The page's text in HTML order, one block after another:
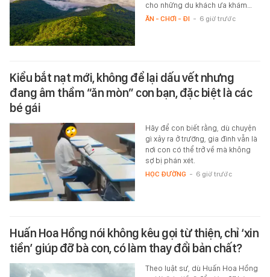
cho những du khách ưa khám…
ĂN - CHƠI - ĐI - 6 giờ trước
Kiểu bắt nạt mới, không để lại dấu vết nhưng
đang âm thầm “ăn mòn” con bạn, đặc biệt là các
bé gái
Hãy để con biết rằng, dù chuyện
gì xảy ra ở trường, gia đình vẫn là
nơi con có thể trở về mà không
sợ bị phán xét.
HỌC ĐƯỜNG - 6 giờ trước
Huấn Hoa Hồng nói không kêu gọi từ thiện, chỉ ‘xin
tiền’ giúp đỡ bà con, có làm thay đổi bản chất?
Theo luật sư, dù Huấn Hoa Hồng